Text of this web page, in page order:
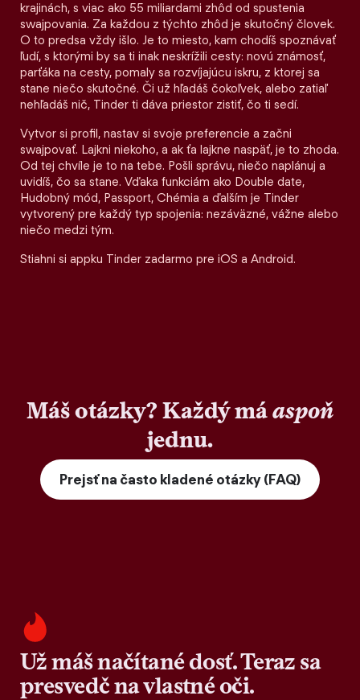
krajinách, s viac ako 55 miliardami zhôd od spustenia
swajpovania. Za každou z týchto zhôd je skutočný človek.
O to predsa vždy išlo. Je to miesto, kam chodíš spoznávať
ľudí, s ktorými by sa ti inak neskrížili cesty: novú známosť,
parťáka na cesty, pomaly sa rozvíjajúcu iskru, z ktorej sa
stane niečo skutočné. Či už hľadáš čokoľvek, alebo zatiaľ
nehľadáš nič, Tinder ti dáva priestor zistiť, čo ti sedí.
Vytvor si profil, nastav si svoje preferencie a začni
swajpovať. Lajkni niekoho, a ak ťa lajkne naspäť, je to zhoda.
Od tej chvíle je to na tebe. Pošli správu, niečo naplánuj a
uvidíš, čo sa stane. Vďaka funkciám ako Double date,
Hudobný mód, Passport, Chémia a ďalším je Tinder
vytvorený pre každý typ spojenia: nezáväzné, vážne alebo
niečo medzi tým.
Stiahni si appku Tinder zadarmo pre iOS a Android.
Máš otázky? Každý máaspoň
jednu.
Prejsť na často kladené otázky (FAQ)
Už máš načítané dosť. Teraz sa
presvedč na vlastné oči.